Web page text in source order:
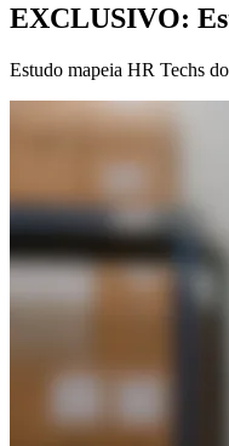
EXCLUSIVO:
Estudo mapeia HR Techs